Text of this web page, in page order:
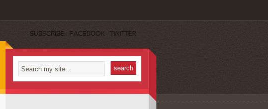
SUBSCRIBE FACEBOOK TWITTER